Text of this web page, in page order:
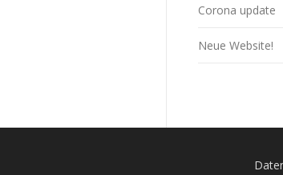
Corona update
Neue Website!